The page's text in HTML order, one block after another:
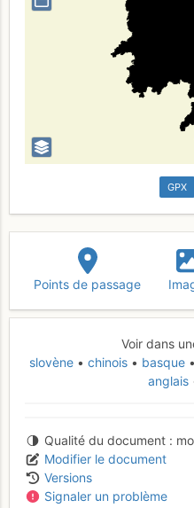
GPX
Points de passage
Voir dans
slovène
chinois basque
anglais
Qualité du document
Modifier le document
Versions
Signaler un problème